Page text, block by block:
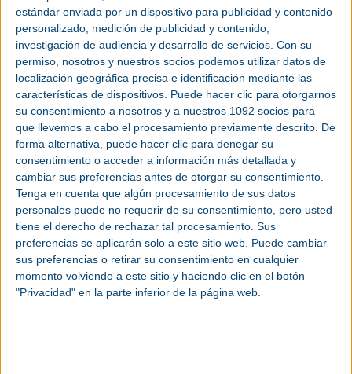
estándar enviada por un dispositivo para publicidad y contenido
personalizado, medición de publicidad y contenido,
investigación de audiencia y desarrollo de servicios. Con su
permiso, nosotros y nuestros socios podemos utilizar datos de
localización geográfica precisa e identificación mediante las
características de dispositivos. Puede hacer clic para otorgarnos
su consentimiento a nosotros y a nuestros 1092 socios para
que llevemos a cabo el procesamiento previamente descrito. De
forma alternativa, puede hacer clic para denegar su
consentimiento o acceder a información más detallada y
cambiar sus preferencias antes de otorgar su consentimiento.
Tenga en cuenta que algún procesamiento de sus datos
personales puede no requerir de su consentimiento, pero usted
tiene el derecho de rechazar tal procesamiento. Sus
preferencias se aplicarán solo a este sitio web. Puede cambiar
sus preferencias o retirar su consentimiento en cualquier
momento volviendo a este sitio y haciendo clic en el botón
"Privacidad" en la parte inferior de la página web.
El proyecto incluye la construcción de tres nuevas estaciones de metro y
varios tramos de túnel con una longitud total de casi seis kilómetros.
Juan Santamaría, CEO del Grupo ACSy de Hochtief, ha declarado: “La línea
D del metro será fundamental para la movilidad futura de Praga, y estamos
orgullosos de seguir desempeñando nuestro papel en la construcción de la
primera línea de metro totalmente automatizada de la ciudad en colaboración
con la empresa de transporte público de Praga”.
Está previsto que las obras de construcción comiencen en las próximas
semanas. La finalización está prevista para 2032. Esta etapa sigue a la
primera fase de la línea D del metro, en la que Hochtief ya está
desempeñando un papel significativo y cuya finalización está prevista para
2029.